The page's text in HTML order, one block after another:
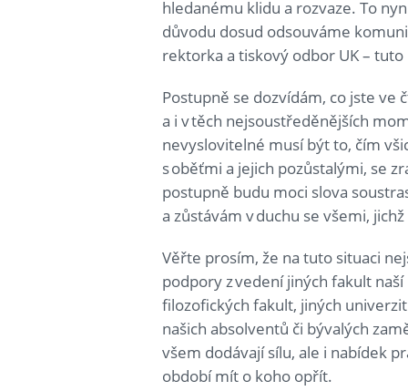
hledanému klidu a rozvaze. To
důvodu dosud odsouváme
rektorka a tiskový odbor UK –
Postupně se dozvídám, co jste ve
a i v těch nejsoustředěnějších
nevyslovitelné musí být to, čím
s oběťmi a jejich pozůstalými, se
postupně budu moci slova
a zůstávám v duchu se všemi,
Věřte prosím, že na tuto situaci
podpory z vedení jiných fakult
filozofických fakult, jiných
našich absolventů či bývalých
všem dodávají sílu, ale i nabídek
období mít o koho opřít.